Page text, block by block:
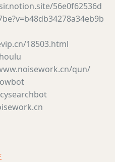
56e0f62536d
18503.html
qun/